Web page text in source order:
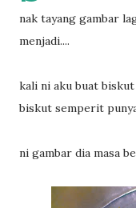
nak tayang gambar
menjadi....
kali ni aku buat
biskut semperit
ni gambar dia masa